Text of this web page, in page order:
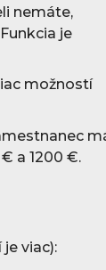
nemáte,
je
možností
a 1200 €.
viac):